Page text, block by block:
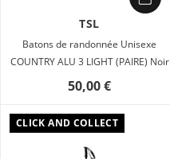
TSL
Batons de randonnée Unisexe
COUNTRY ALU 3 LIGHT (PAIRE) Noir
50,00 €
CLICK AND COLLECT